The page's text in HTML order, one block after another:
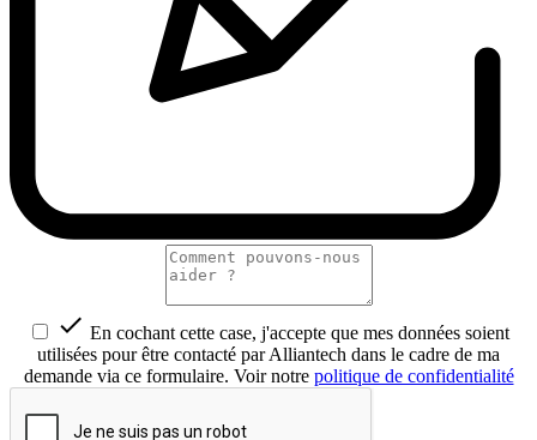
 En cochant cette case, j'accepte que mes données soient
utilisées pour être contacté par Alliantech dans le cadre de ma
demande via ce formulaire. Voir notre politique de confidentialité